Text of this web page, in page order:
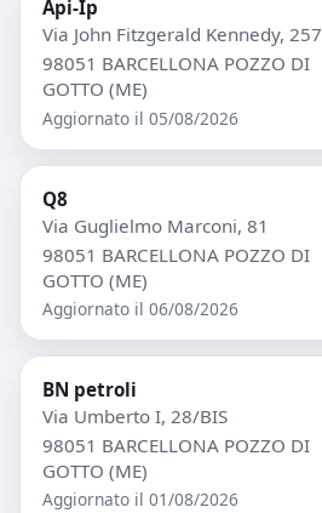
Api-Ip
Via John Fitzgerald Kennedy, 257
98051 BARCELLONA POZZO DI
GOTTO (ME)
Aggiornato il 05/08/2026
Q8
Via Guglielmo Marconi, 81
98051 BARCELLONA POZZO DI
GOTTO (ME)
Aggiornato il 06/08/2026
BN petroli
Via Umberto I, 28/BIS
98051 BARCELLONA POZZO DI
GOTTO (ME)
Aggiornato il 01/08/2026